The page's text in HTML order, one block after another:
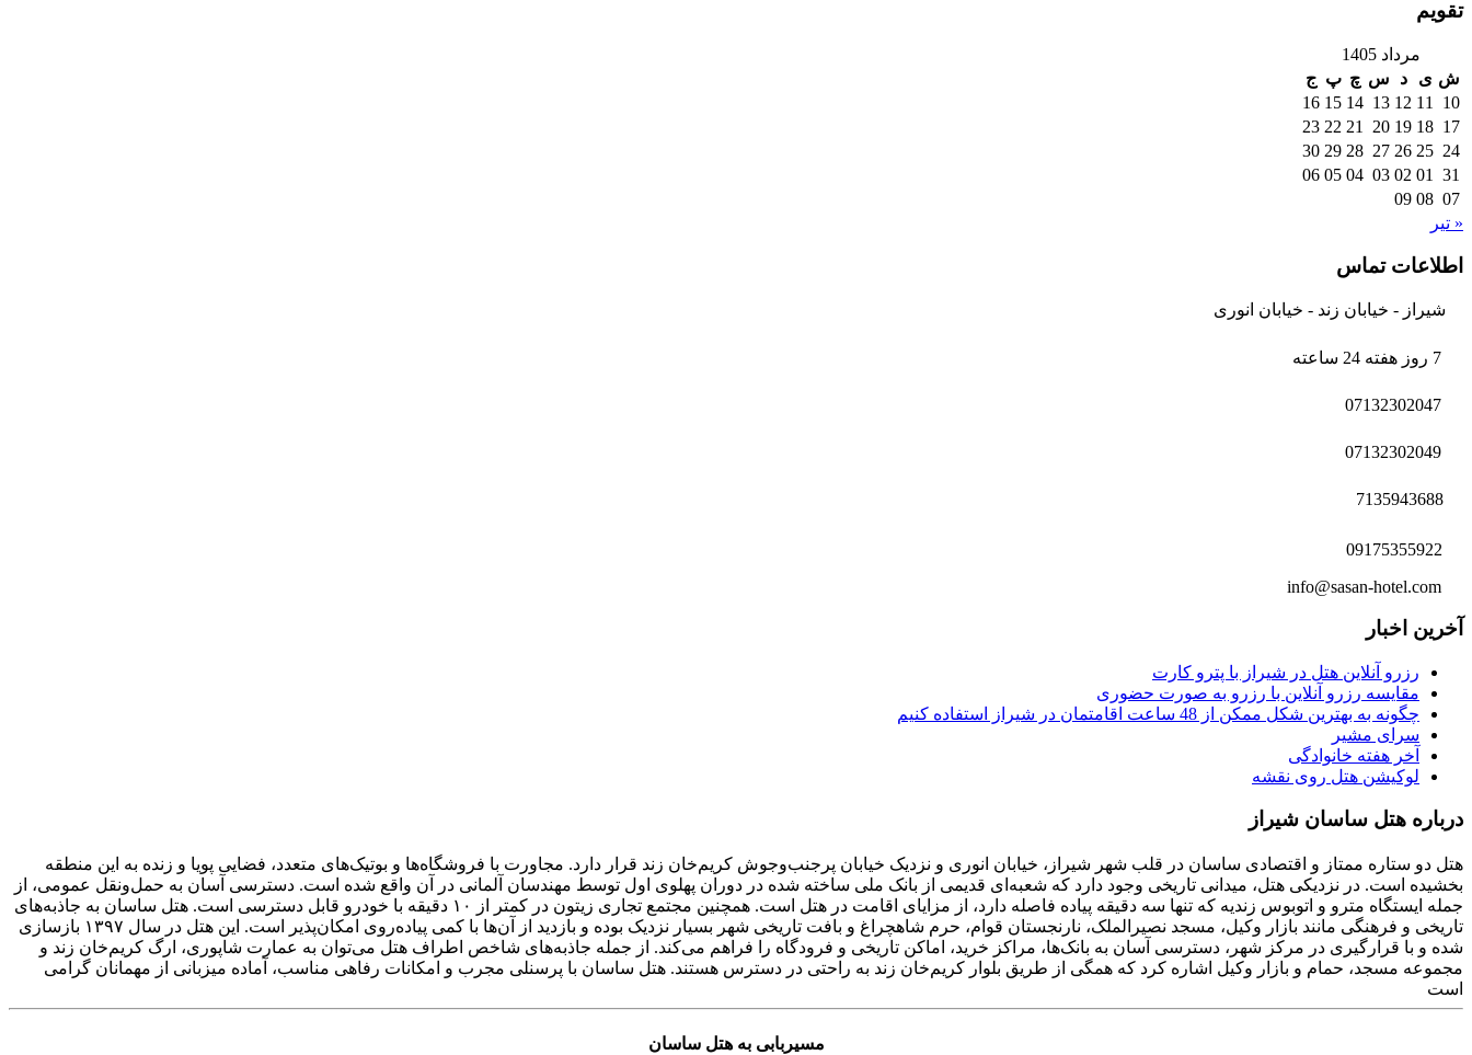
تقویم
مرداد 1405
ش ی د س چ پ ج
10
11
12
13
14
15
16
17
18
19
20
21
22
23
24
25
26
27
28
29
30
31
01
02
03
04
05
06
07
08
09
« تیر
اطلاعات تماس
شیراز - خیابان زند - خیابان انوری
آخرین اخبار
رزرو آنلاین هتل در شیراز با پترو کارت
مقایسه رزرو آنلاین با رزرو به صورت حضوری
چگونه به بهترین شکل ممکن از 48 ساعت اقامتمان در شیراز استفاده کنیم
سرای مشیر
آخر هفته خانوادگی
لوکیشن هتل روی نقشه
درباره هتل ساسان شیراز
هتل دو ستاره ممتاز و اقتصادی ساسان در قلب شهر شیراز، خیابان انوری و نزدیک خیابان پرجنب‌وجوش کریم‌خان زند قرار دارد. مجاورت با فروشگاه‌ها و بوتیک‌های متعدد، فضایی پویا و زنده به این منطقه
بخشیده است. در نزدیکی هتل، میدانی تاریخی وجود دارد که شعبه‌ای قدیمی از بانک ملی ساخته شده در دوران پهلوی اول توسط مهندسان آلمانی در آن واقع شده است. دسترسی آسان به حمل‌ونقل عمومی، از
جمله ایستگاه مترو و اتوبوس زندیه که تنها سه دقیقه پیاده فاصله دارد، از مزایای اقامت در هتل است. همچنین مجتمع تجاری زیتون در کمتر از ۱۰ دقیقه با خودرو قابل دسترسی است. هتل ساسان به جاذبه‌های
تاریخی و فرهنگی مانند بازار وکیل، مسجد نصیرالملک، نارنجستان قوام، حرم شاهچراغ و بافت تاریخی شهر بسیار نزدیک بوده و بازدید از آن‌ها با کمی پیاده‌روی امکان‌پذیر است. این هتل در سال ۱۳۹۷ بازسازی
شده و با قرارگیری در مرکز شهر، دسترسی آسان به بانک‌ها، مراکز خرید، اماکن تاریخی و فرودگاه را فراهم می‌کند. از جمله جاذبه‌های شاخص اطراف هتل می‌توان به عمارت شاپوری، ارگ کریم‌خان زند و
مجموعه مسجد، حمام و بازار وکیل اشاره کرد که همگی از طریق بلوار کریم‌خان زند به راحتی در دسترس هستند. هتل ساسان با پرسنلی مجرب و امکانات رفاهی مناسب، آماده میزبانی از مهمانان گرامی
است
مسیربابی به هتل ساسان